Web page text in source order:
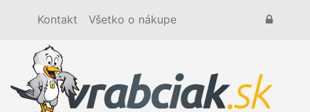
Kontakt Všetko o nákupe